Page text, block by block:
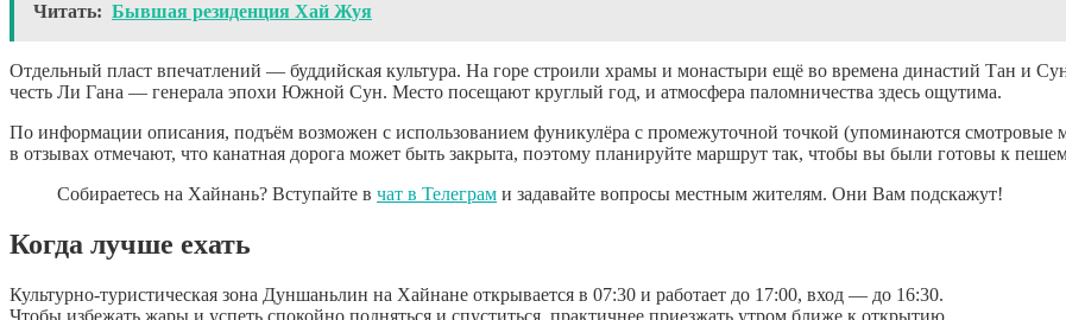
Читать: Бывшая резиденция Хай Жуя
Отдельный пласт впечатлений — буддийская культура. На горе строили храмы и монастыри ещё во времена династий Тан и
честь Ли Гана — генерала эпохи Южной Сун. Место посещают круглый год, и атмосфера паломничества здесь ощутима.
По информации описания, подъём возможен с использованием фуникулёра с промежуточной точкой (упоминаются
в отзывах отмечают, что канатная дорога может быть закрыта, поэтому планируйте маршрут так, чтобы вы были готовы к
Собираетесь на Хайнань? Вступайте в чат в Телеграм и задавайте вопросы местным жителям. Они Вам подскажут!
Когда лучше ехать
Культурно-туристическая зона Дуншаньлин на Хайнане открывается в 07:30 и работает до 17:00, вход — до 16:30.